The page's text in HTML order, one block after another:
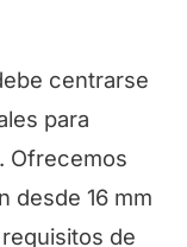
centrarse
para
Ofrecemos
desde 16 mm
de